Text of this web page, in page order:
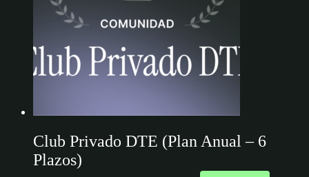
Club Privado DTE (Plan Anual – 6
Plazos)